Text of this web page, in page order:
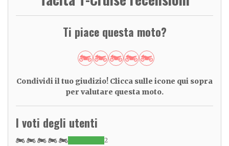
Ti piace questa moto?
Condividi il tuo giudizio! Clicca sulle icone qui sopra
per valutare questa moto.
I voti degli utenti
2